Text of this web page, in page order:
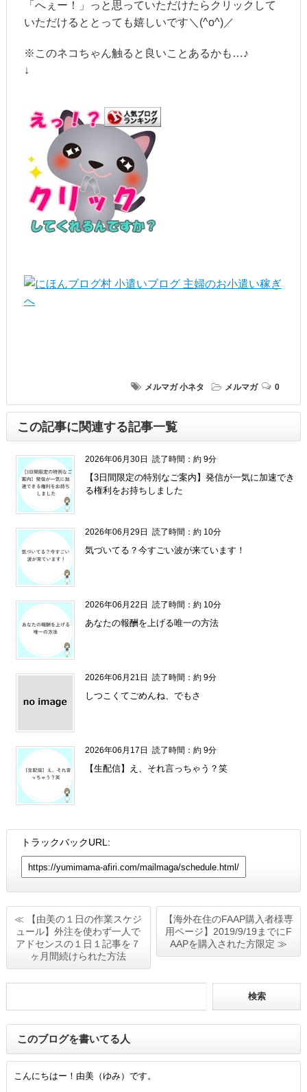
「へぇー！」っと思っていただけたらクリックして
いただけるととっても嬉しいです＼(^o^)／
※このネコちゃん触ると良いことあるかも…♪
↓
メルマガ 小ネタ メルマガ 0
この記事に関連する記事一覧
2026年06月30日 読了時間：約 9分
【3日間限定の特別なご案内】発信が一気に加速でき
る権利をお持ちしました
2026年06月29日 読了時間：約 10分
気づいてる？今すごい波が来ています！
2026年06月22日 読了時間：約 10分
あなたの報酬を上げる唯一の方法
2026年06月21日 読了時間：約 9分
しつこくてごめんね、でもさ
2026年06月17日 読了時間：約 9分
【生配信】え、それ言っちゃう？笑
トラックバックURL:
≪ 【由美の１日の作業スケジ
ュール】外注を使わず一人で
アドセンスの１日１記事を７
ヶ月間続けられた方法
【海外在住のFAAP購入者様専
用ページ】2019/9/19までにF
AAPを購入された方限定 ≫
このブログを書いてる人
こんにちはー！由美（ゆみ）です。